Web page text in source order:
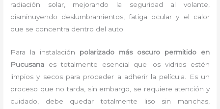
radiación solar, mejorando la seguridad al volante,
disminuyendo deslumbramientos, fatiga ocular y el calor
que se concentra dentro del auto.
Para la instalación polarizado más oscuro permitidoen
Pucusana estotalmente
esencial que los vidrios estén
limpios y secos para proceder a adherir la película. Es un
proceso que no tarda, sin embargo, se requiere atención y
cuidado, debe quedar totalmente liso sin manchas,